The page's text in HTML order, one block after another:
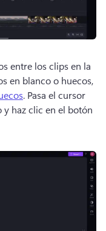
entre los clips en la
en blanco o huecos,
. Pasa el cursor
y haz clic en el botón